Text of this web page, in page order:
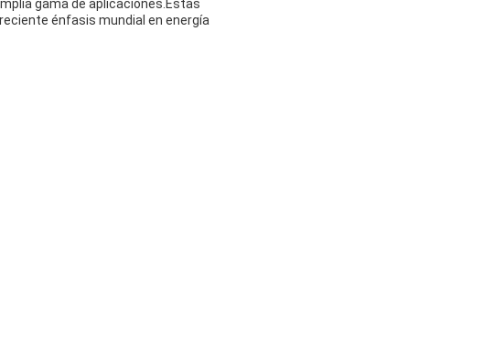
gama de aplicaciones.Estas
énfasis mundial en energía